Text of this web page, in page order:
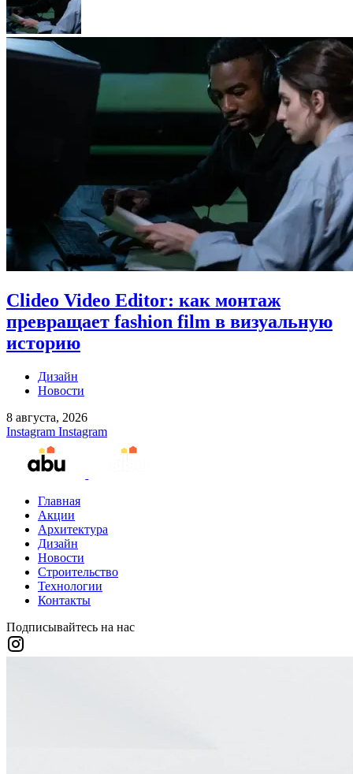
Clideo Video Editor: как монтаж
превращает fashion film в визуальную
историю
Дизайн
Новости
8 августа, 2026
Instagram Instagram
Главная
Акции
Архитектура
Дизайн
Новости
Строительство
Технологии
Контакты
Подписывайтесь на нас